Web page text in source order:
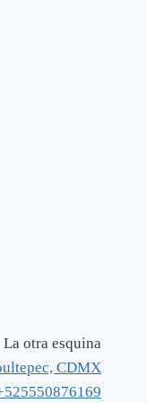
La otra esquina
CDMX